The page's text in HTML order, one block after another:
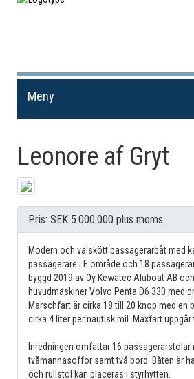
Meny
Leonore af Gryt
Pris: SEK 5.000.000 plus moms
Modern och välskött passagerarbåt med
passagerare i E område och 18
byggd 2019 av Oy Kewatec Aluboat AB
huvudmaskiner Volvo Penta D6 330 med
Marschfart är cirka 18 till 20 knop med en
cirka 4 liter per nautisk mil. Maxfart uppgår
Inredningen omfattar 16 passagerarstolar
tvåmannasoffor samt två bord. Båten är
och rullstol kan placeras i styrhytten.